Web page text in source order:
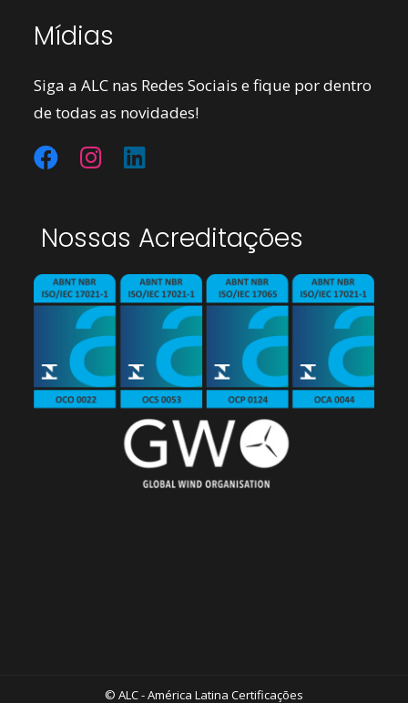
Mídias
Siga a ALC nas Redes Sociais e fique por dentro
de todas as novidades!
Nossas Acreditações
© ALC - América Latina Certificações